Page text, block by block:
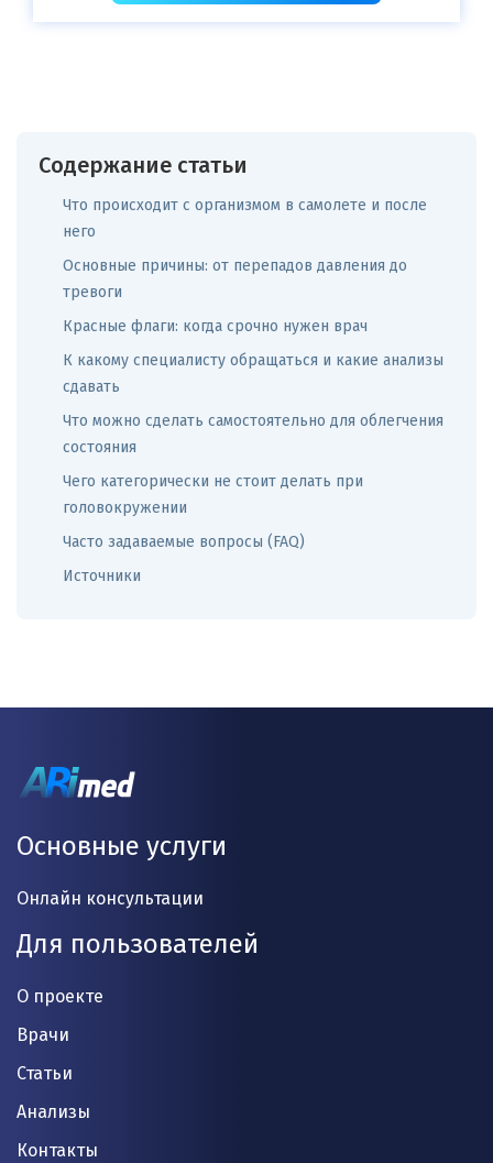
Содержание статьи
Что происходит с организмом в самолете и после
него
Основные причины: от перепадов давления до
тревоги
Красные флаги: когда срочно нужен врач
К какому специалисту обращаться и какие анализы
сдавать
Что можно сделать самостоятельно для облегчения
состояния
Чего категорически не стоит делать при
головокружении
Часто задаваемые вопросы (FAQ)
Источники
Основные услуги
Онлайн консультации
Для пользователей
О проекте
Врачи
Статьи
Анализы
Контакты